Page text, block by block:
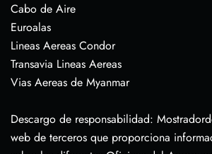
Cabo de Aire
Euroalas
Lineas Aereas Condor
Transavia Lineas Aereas
Vias Aereas de Myanmar
Descargo de responsabilidad:
web de terceros que proporciona